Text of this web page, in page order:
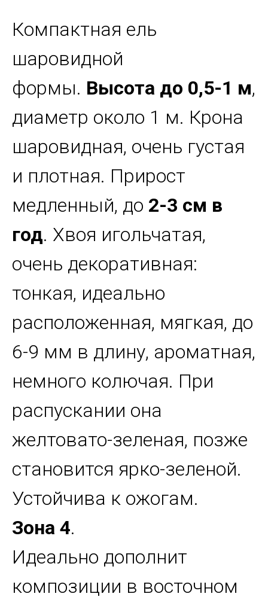
Компактная ель
шаровидной
формы. Высота до 0,5-1 м,
диаметр около 1 м. Крона
шаровидная, очень густая
и плотная. Прирост
медленный, до 2-3 см в
год. Хвоя игольчатая,
очень декоративная:
тонкая, идеально
расположенная, мягкая, до
6-9 мм в длину, ароматная,
немного колючая. При
распускании она
желтовато-зеленая, позже
становится ярко-зеленой.
Устойчива к ожогам.
Зона 4.
Идеально дополнит
композиции в восточном